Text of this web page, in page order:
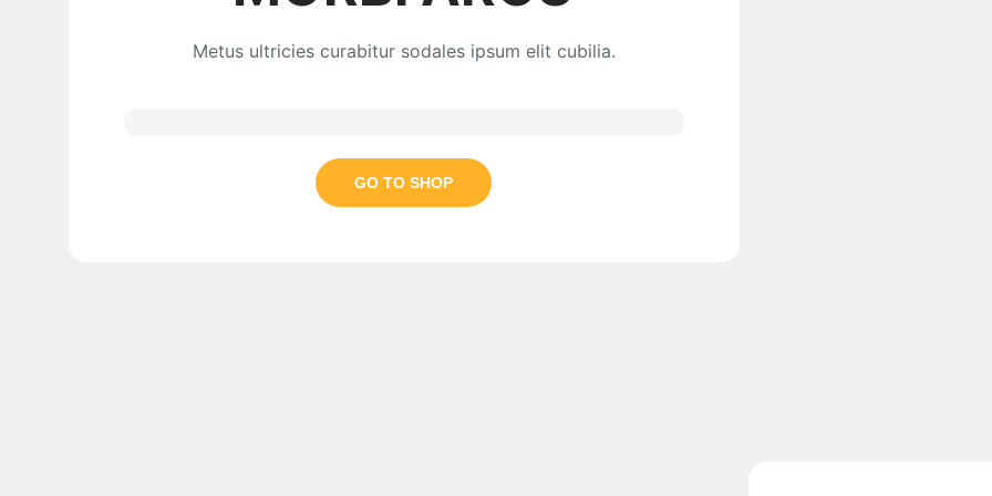
Metus ultricies curabitur sodales ipsum elit cubilia.
GO TO SHOP